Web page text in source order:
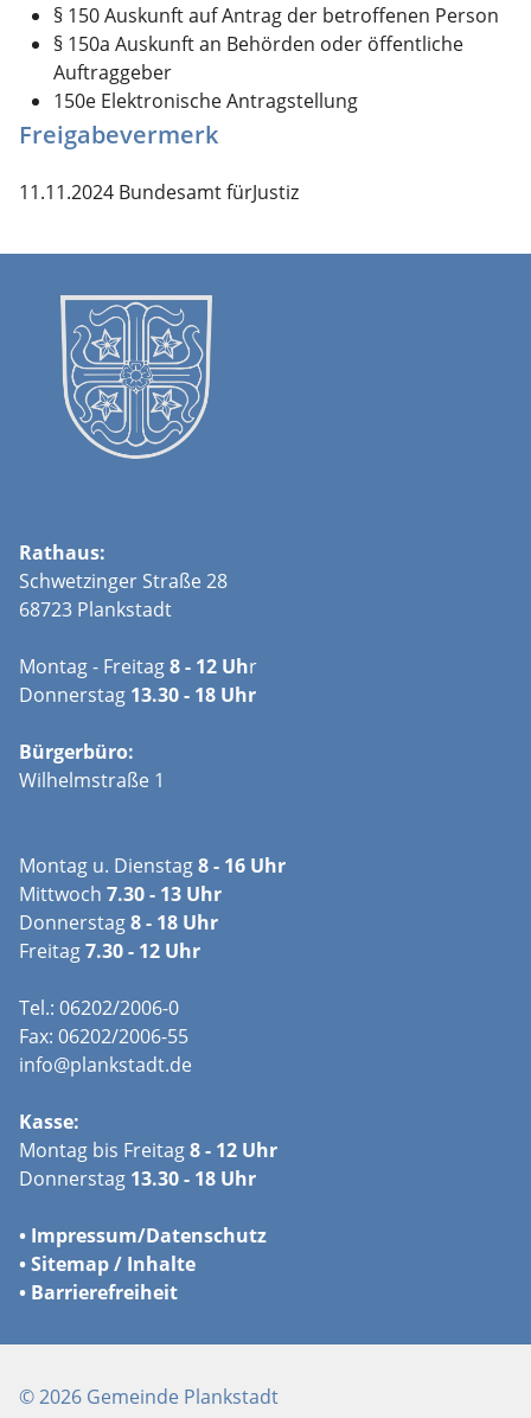
§ 150 Auskunft auf Antrag der betroffenen Person
§ 150a Auskunft an Behörden oder öffentliche
Auftraggeber
150e Elektronische Antragstellung
Freigabevermerk
11.11.2024 Bundesamt fürJustiz
Rathaus:
Schwetzinger Straße 28
68723 Plankstadt
Montag - Freitag8 - 12 Uhr
Donnerstag 13.30 - 18 Uhr
Bürgerbüro:
Wilhelmstraße 1
Montag u. Dienstag8 - 16 Uhr
Mittwoch 7.30 - 13 Uhr
Donnerstag8 - 18 Uhr
Freitag7.30 - 12 Uhr
Tel.: 06202/2006-0
Fax: 06202/2006-55
info@plankstadt.de
Kasse:
Montag bis Freitag8 - 12 Uhr
Donnerstag 13.30 - 18 Uhr
• Impressum/Datenschutz
•Sitemap / Inhalte
• Barrierefreiheit
© 2026 Gemeinde Plankstadt